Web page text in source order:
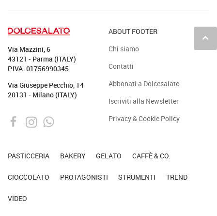
keyboard_arrow_up
Via Mazzini, 6
43121 - Parma (ITALY)
P.IVA: 01756990345
Via Giuseppe Pecchio, 14
20131 - Milano (ITALY)
ABOUT FOOTER
Chi siamo
Contatti
Abbonati a Dolcesalato
Iscriviti alla Newsletter
Privacy & Cookie Policy
PASTICCERIA BAKERY GELATO CAFFÈ & CO.
CIOCCOLATO PROTAGONISTI STRUMENTI TREND
VIDEO